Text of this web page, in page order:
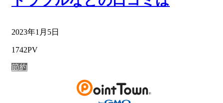
2023年1月5日
1742PV
節約